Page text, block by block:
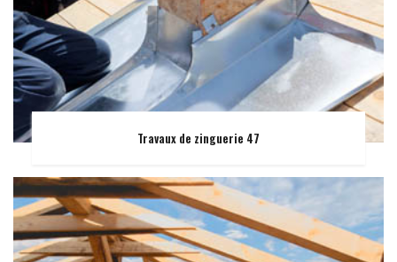
Travaux de zinguerie 47